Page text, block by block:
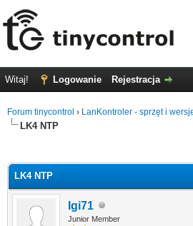
Witaj! Logowanie Rejestracja
Forum tinycontrol › LanKontroler - sprzęt i
LK4 NTP
LK4 NTP
Igi71
Junior Member